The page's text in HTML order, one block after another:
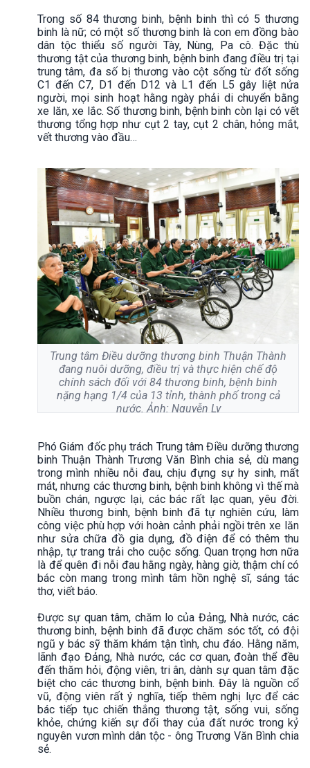
Trong số 84 thương binh, bệnh binh thì có 5 thương
binh là nữ; có một số thương binh là con em đồng bào
dân tộc thiểu số người Tày, Nùng, Pa cô. Đặc thù
thương tật của thương binh, bệnh binh đang điều trị tại
trung tâm, đa số bị thương vào cột sống từ đốt sống
C1 đến C7, D1 đến D12 và L1 đến L5 gây liệt nửa
người, mọi sinh hoạt hằng ngày phải di chuyển bằng
xe lăn, xe lắc. Số thương binh, bệnh binh còn lại có vết
thương tổng hợp như cụt 2 tay, cụt 2 chân, hỏng mắt,
vết thương vào đầu…
Trung tâm Điều dưỡng thương binh Thuận Thành
đang nuôi dưỡng, điều trị và thực hiện chế độ
chính sách đối với 84 thương binh, bệnh binh
nặng hạng 1/4 của 13 tỉnh, thành phố trong cả
nước. Ảnh: Nguyễn Ly
Phó Giám đốc phụ trách Trung tâm Điều dưỡng thương
binh Thuận Thành Trương Văn Bình chia sẻ, dù mang
trong mình nhiều nỗi đau, chịu đựng sự hy sinh, mất
mát, nhưng các thương binh, bệnh binh không vì thế mà
buồn chán, ngược lại, các bác rất lạc quan, yêu đời.
Nhiều thương binh, bệnh binh đã tự nghiên cứu, làm
công việc phù hợp với hoàn cảnh phải ngồi trên xe lăn
như sửa chữa đồ gia dụng, đồ điện để có thêm thu
nhập, tự trang trải cho cuộc sống. Quan trọng hơn nữa
là để quên đi nỗi đau hằng ngày, hàng giờ, thậm chí có
bác còn mang trong mình tâm hồn nghệ sĩ, sáng tác
thơ, viết báo.
Được sự quan tâm, chăm lo của Đảng, Nhà nước, các
thương binh, bệnh binh đã được chăm sóc tốt, có đội
ngũ y bác sỹ thăm khám tận tình, chu đáo. Hằng năm,
lãnh đạo Đảng, Nhà nước, các cơ quan, đoàn thể đều
đến thăm hỏi, động viên, tri ân, dành sự quan tâm đặc
biệt cho các thương binh, bệnh binh. Đây là nguồn cổ
vũ, động viên rất ý nghĩa, tiếp thêm nghị lực để các
bác tiếp tục chiến thắng thương tật, sống vui, sống
khỏe, chứng kiến sự đổi thay của đất nước trong kỷ
nguyên vươn mình dân tộc - ông Trương Văn Bình chia
sẻ.